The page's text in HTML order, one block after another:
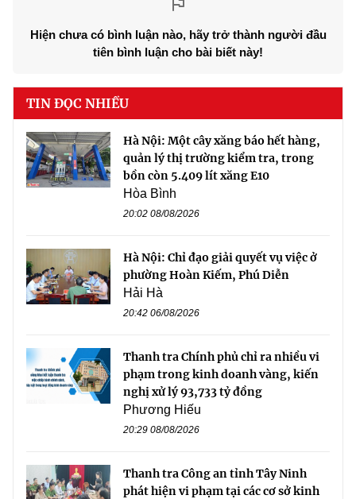
Hiện chưa có bình luận nào, hãy trở thành người đầu
tiên bình luận cho bài biết này!
TIN ĐỌC NHIỀU
Hà Nội: Một cây xăng báo hết hàng,
quản lý thị trường kiểm tra, trong
bồn còn 5.409 lít xăng E10
Hòa Bình
20:02 08/08/2026
Hà Nội: Chỉ đạo giải quyết vụ việc ở
phường Hoàn Kiếm, Phú Diễn
Hải Hà
20:42 06/08/2026
Thanh tra Chính phủ chỉ ra nhiều vi
phạm trong kinh doanh vàng, kiến
nghị xử lý 93,733 tỷ đồng
Phương Hiếu
20:29 08/08/2026
Thanh tra Công an tỉnh Tây Ninh
phát hiện vi phạm tại các cơ sở kinh